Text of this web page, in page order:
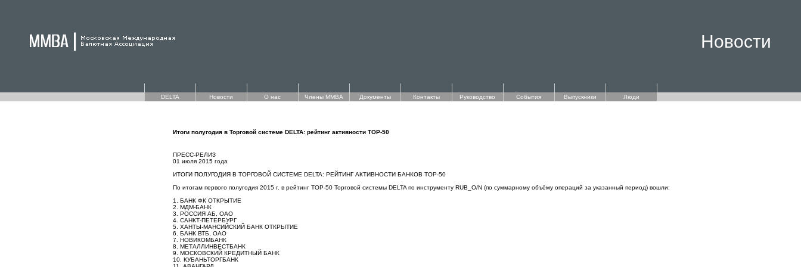
Новости
DELTA Новости О нас Члены ММВА Документы Контакты Руководство События Выпускники Люди
Итоги полугодия в Торговой системе DELTA: рейтинг активности TOP-50
ПРЕСС-РЕЛИЗ
01 июля 2015 года
ИТОГИ ПОЛУГОДИЯ В ТОРГОВОЙ СИСТЕМЕ DELTA: РЕЙТИНГ АКТИВНОСТИ БАНКОВ TOP-50
По итогам первого полугодия 2015 г. в рейтинг TOP-50 Торговой системы DELTA по инструменту RUB_O/N (по суммарному объёму операций за указанный период) вошли:
1. БАНК ФК ОТКРЫТИЕ
2. МДМ-БАНК
3. РОССИЯ АБ, ОАО
4. САНКТ-ПЕТЕРБУРГ
5. ХАНТЫ-МАНСИЙСКИЙ БАНК ОТКРЫТИЕ
6. БАНК ВТБ, ОАО
7. НОВИКОМБАНК
8. МЕТАЛЛИНВЕСТБАНК
9. МОСКОВСКИЙ КРЕДИТНЫЙ БАНК
10. КУБАНЬТОРГБАНК